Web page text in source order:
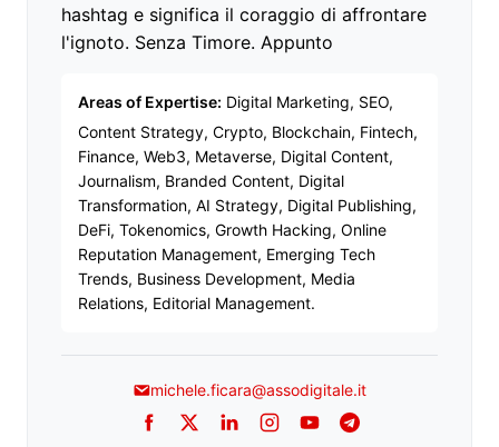
hashtag e significa il coraggio di affrontare
l'ignoto. Senza Timore. Appunto
Areas of Expertise: Digital Marketing, SEO,
Content Strategy, Crypto, Blockchain, Fintech,
Finance, Web3, Metaverse, Digital Content,
Journalism, Branded Content, Digital
Transformation, AI Strategy, Digital Publishing,
DeFi, Tokenomics, Growth Hacking, Online
Reputation Management, Emerging Tech
Trends, Business Development, Media
Relations, Editorial Management.
michele.ficara@assodigitale.it
Facebook
TwitterLinkedInInstagram
YouTubeTelegram